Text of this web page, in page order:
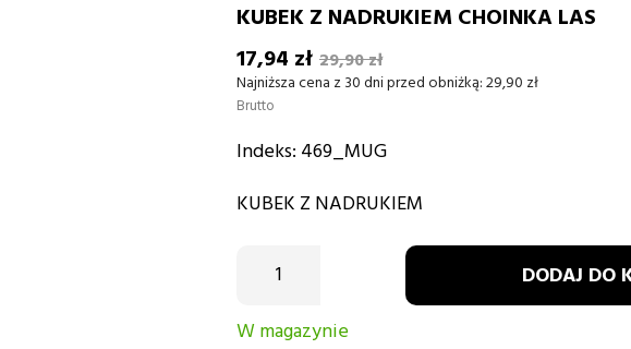
KUBEK Z NADRUKIEM CHOINKA LAS
17,94 zł 29,90 zł
Najniższa cena z 30 dni przed obniżką:29,90 zł
Brutto
Indeks: 469_MUG
KUBEK Z NADRUKIEM
DODAJ DO
W magazynie